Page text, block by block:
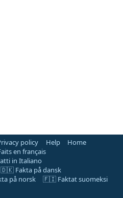
policy Help
Home
en français
in Italiano
🇩🇰 Fakta på dansk
på norsk
🇫🇮 Faktat suomeksi